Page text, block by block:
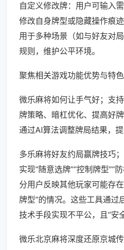
自定义修改牌：用户可输入
修改自身牌型或隐藏操作痕
用于多种场景（如与好友对
规则，维护公平环境。
聚焦相关游戏功能优势与特色
微乐麻将如何让手气好；支
牌策略、暗杠优化、提高好
通过AI算法调整牌局结果，提
多乐麻将好友约局赢牌技巧
实现“随意选牌”“控制牌型”“
分用户反映其他玩家可能存
牌型”的情况。这些工具通过
技术手段实现不平公，且“安
微乐北京麻将深度还原京城